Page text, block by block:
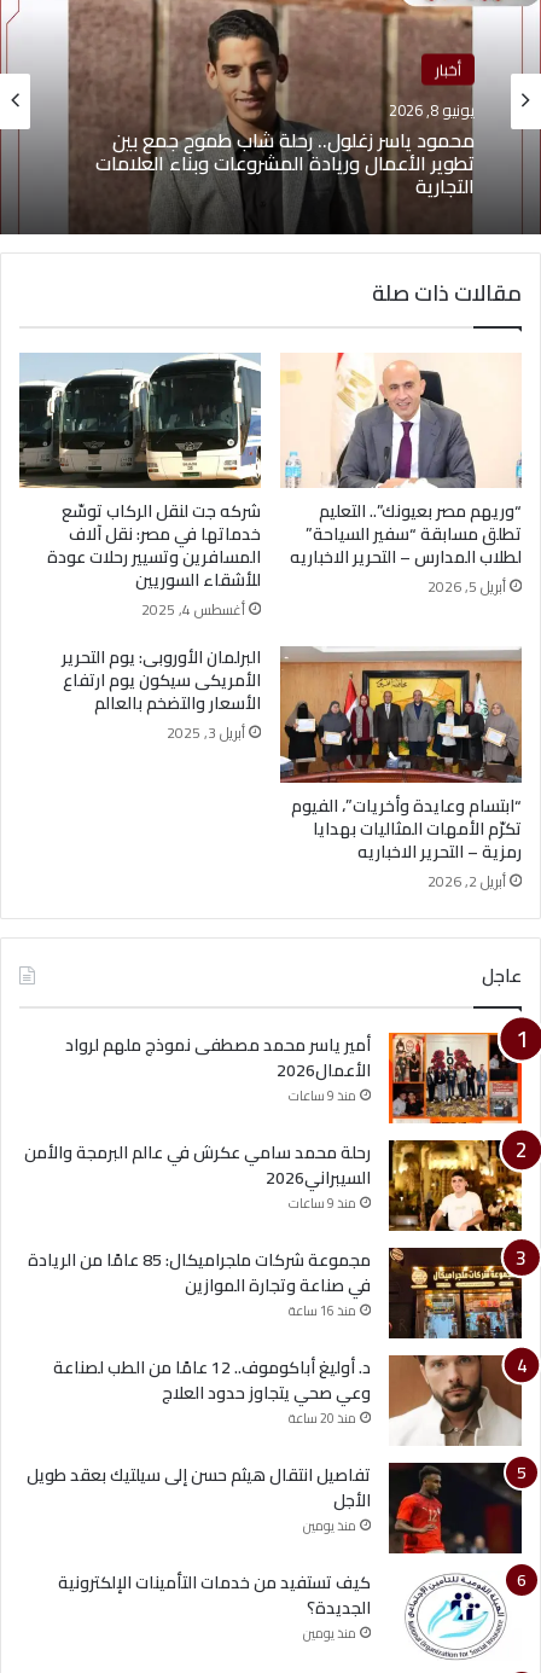
أخبار
يونيو 8, 2026
محمود ياسر زغلول.. رحلة شاب طموح جمع بين
تطوير الأعمال وريادة المشروعات وبناء العلامات
التجارية
مقالات ذات صلة
“وريهم مصر بعيونك”.. التعليم
تطلق مسابقة “سفير السياحة”
لطلاب المدارس – التحرير الاخباريه
أبريل 5, 2026
شركه جت لنقل الركاب توسّع
خدماتها في مصر: نقل آلاف
المسافرين وتسيير رحلات عودة
للأشقاء السوريين
أغسطس 4, 2025
“ابتسام وعايدة وأخريات”، الفيوم
تكرّم الأمهات المثاليات بهدايا
رمزية – التحرير الاخباريه
أبريل 2, 2026
البرلمان الأوروبى: يوم التحرير
الأمريكى سيكون يوم ارتفاع
الأسعار والتضخم بالعالم
أبريل 3, 2025
عاجل
أمير ياسر محمد مصطفى نموذج ملهم لرواد
الأعمال2026
منذ 9 ساعات
رحلة محمد سامي عكرش في عالم البرمجة والأمن
السيبراني2026
منذ 9 ساعات
مجموعة شركات ملجراميكال: 85 عامًا من الريادة
في صناعة وتجارة الموازين
منذ 16 ساعة
د. أوليغ أباكوموف.. 12 عامًا من الطب لصناعة
وعي صحي يتجاوز حدود العلاج
منذ 20 ساعة
تفاصيل انتقال هيثم حسن إلى سيلتيك بعقد طويل
الأجل
منذ يومين
كيف تستفيد من خدمات التأمينات الإلكترونية
الجديدة؟
منذ يومين